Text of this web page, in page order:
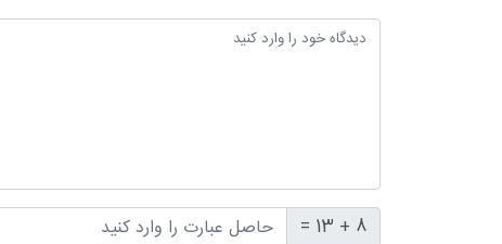
8 + 13 =